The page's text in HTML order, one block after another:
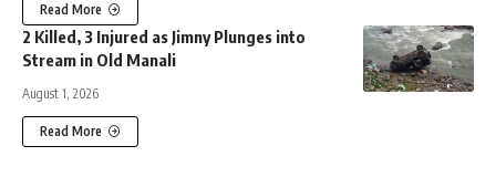
Read More
2 Killed, 3 Injured as Jimny Plunges into
Stream in Old Manali
August 1, 2026
Read More